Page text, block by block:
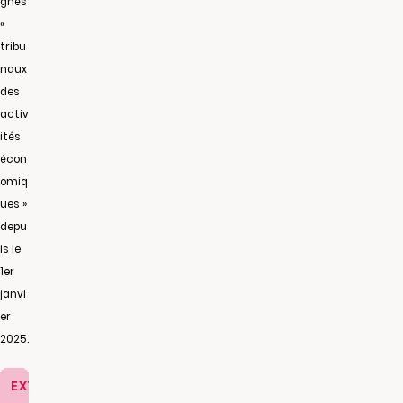
«
tribu
naux
des
activ
ités
écon
omiq
ues »
depu
is le
1er
janvi
er
2025.
EXTRAIT